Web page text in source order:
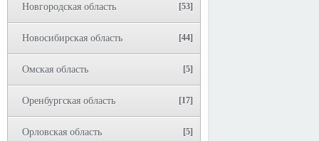
Новгородская область [53]
Новосибирская область [44]
Омская область [5]
Оренбургская область [17]
Орловская область [5]